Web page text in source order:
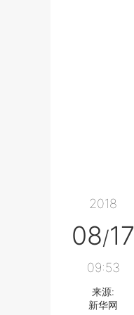
2018
08/17
09:53
来源:
新华网